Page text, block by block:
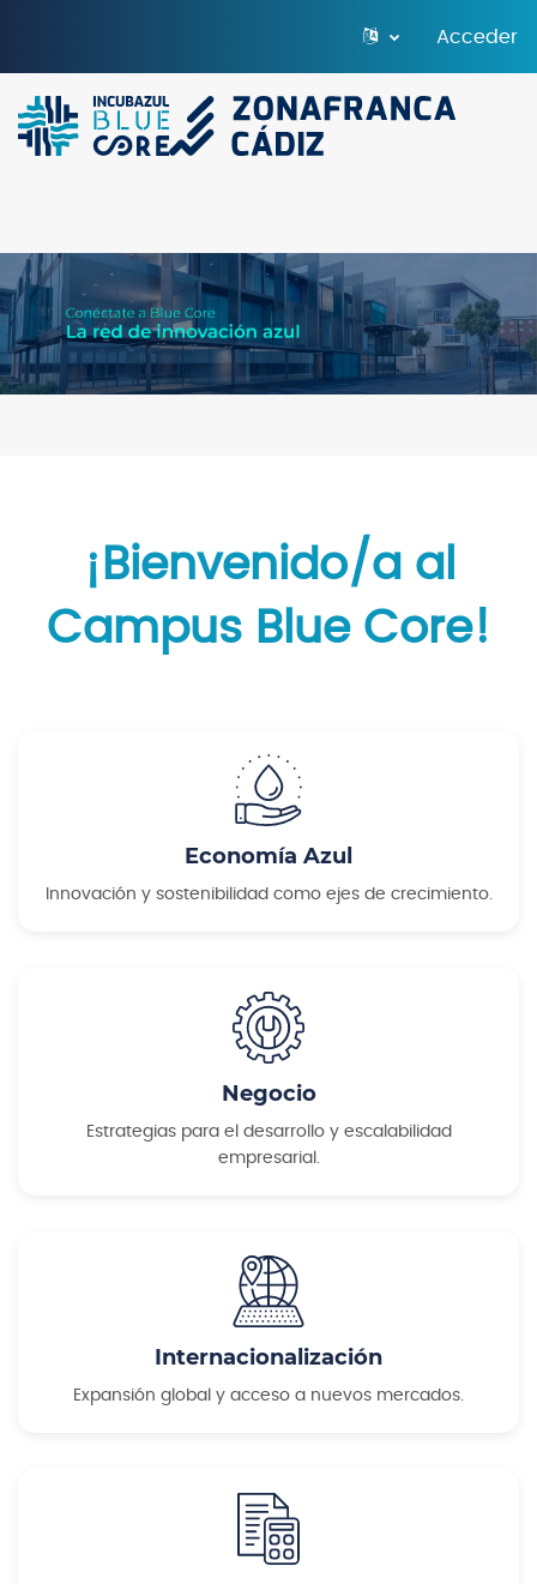
Acceder
¡Bienvenido/a al
Campus Blue Core!
Economía Azul
Innovación y sostenibilidad como ejes de crecimiento.
Negocio
Estrategias para el desarrollo y escalabilidad
empresarial.
Internacionalización
Expansión global y acceso a nuevos mercados.